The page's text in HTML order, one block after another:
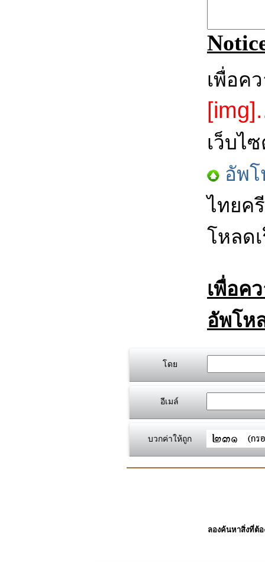
เพื่อค
เว็บไ
อัพ
ไทยค
โหลด
เพื่อค
อัพโห
โดย
อีเมล์
บวกค่าให้ถูก
ลองค้นหาสิ่งที่ต้อ